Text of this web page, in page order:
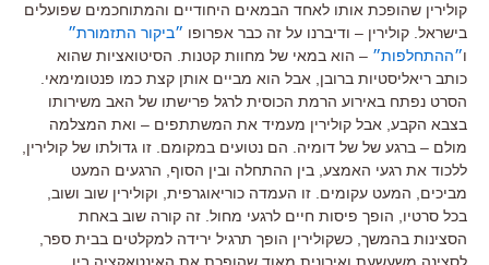
קולירין שהופכת אותו לאחד הבמאים היחודיים והמתוחכמים שפועלים
בישראל. קולירין – ודיברנו על זה כבר אפרופו ״ביקור התזמורת״
ו״ההתחלפות״ – הוא במאי של מחוות קטנות. הסיטואציות שהוא
כותב ריאליסטיות ברובן, אבל הוא מביים אותן קצת כמו פנטומימאי.
הסרט נפתח באירוע הרמת הכוסית לרגל פרישתו של האב משירותו
בצבא הקבע, אבל קולירין מעמיד את המשתתפים – ואת המצלמה
מולם – ברגע של של דומיה. הם נטועים במקומם. זו גדולתו של קולירין,
ללכוד את רגעי האמצע, בין ההתחלה ובין הסוף, הרגעים המעט
מביכים, המעט עקומים. זו העמדה כוריאוגרפית, וקולירין שוב ושוב,
בכל סרטיו, הופך פיסות חיים לרגעי מחול. זה קורה שוב באחת
הסצינות בהמשך, כשקולירין הופך תרגיל ירידה למקלטים בבית ספר,